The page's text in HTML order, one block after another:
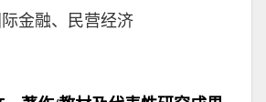
金融、民营经济